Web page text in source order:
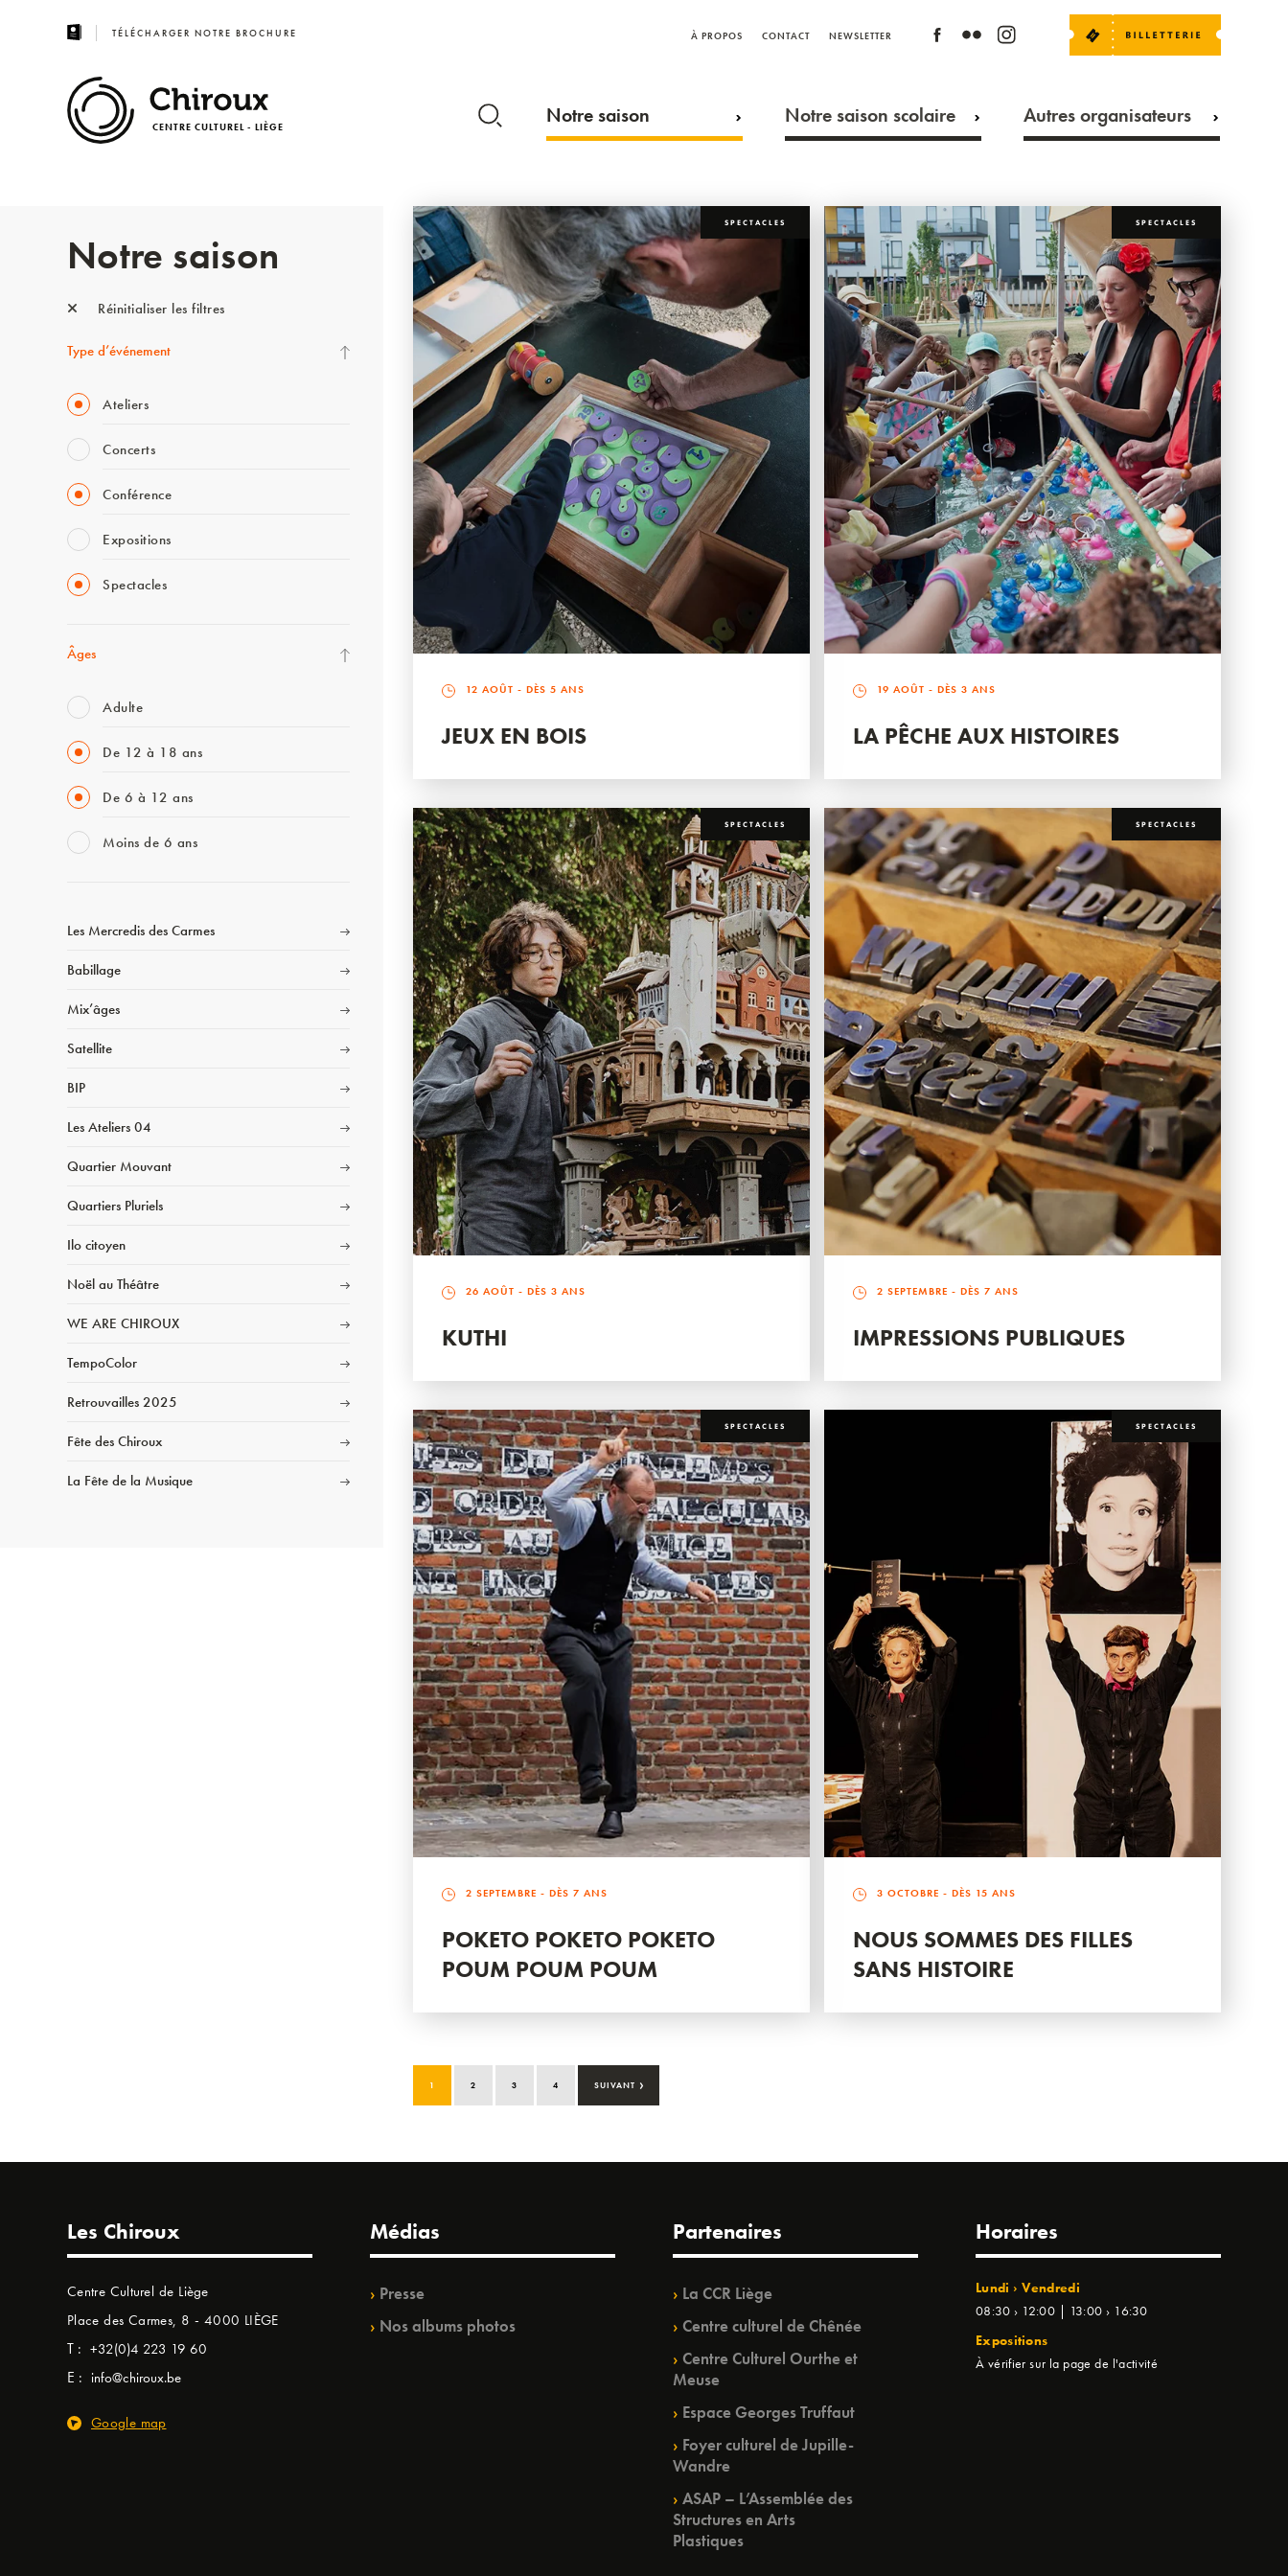
TÉLÉCHARGER NOTRE BROCHURE À PROPOS CONTACT NEWSLETTER
CENTRE CULTUREL - LIÈGE Notre saison Notre saison scolaire Autres organisateurs
Notre saison
Réinitialiser les filtres
Type d’événement
Ateliers
Concerts
Conférence
Expositions
Spectacles
Âges
Adulte
De 12 à 18 ans
De 6 à 12 ans
Moins de 6 ans
Les Mercredis des Carmes
Babillage
Mix’âges
Satellite
BIP
Les Ateliers 04
Quartier Mouvant
Quartiers Pluriels
Ilo citoyen
Noël au Théâtre
WE ARE CHIROUX
TempoColor
Retrouvailles 2025
Fête des Chiroux
La Fête de la Musique
SPECTACLES
12 AOÛT - DÈS 5 ANS
JEUX EN BOIS
SPECTACLES
19 AOÛT - DÈS 3 ANS
LA PÊCHE AUX HISTOIRES
SPECTACLES
26 AOÛT - DÈS 3 ANS
KUTHI
SPECTACLES
2 SEPTEMBRE - DÈS 7 ANS
IMPRESSIONS PUBLIQUES
SPECTACLES
2 SEPTEMBRE - DÈS 7 ANS
POKETO POKETO POKETO
POUM POUM POUM
SPECTACLES
3 OCTOBRE - DÈS 15 ANS
NOUS SOMMES DES FILLES
SANS HISTOIRE
1 2 3 4 SUIVANT ›
Les Chiroux
Centre Culturel de Liège
Place des Carmes, 8 - 4000 LIÈGE
T : +32(0)4 223 19 60
E : info@chiroux.be
Google map
Médias
Presse
Nos albums photos
Partenaires
La CCR Liège
Centre culturel de Chênée
Centre Culturel Ourthe et
Meuse
Espace Georges Truffaut
Foyer culturel de Jupille-
Wandre
ASAP – L’Assemblée des
Structures en Arts
Plastiques
Horaires
Lundi › Vendredi
08:30 › 12:00 | 13:00 › 16:30
Expositions
À vérifier sur la page de l'activité